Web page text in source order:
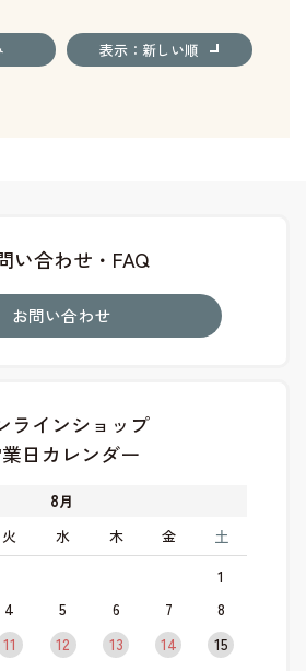
表示：新しい順
い合わせ・FAQ
お問い合わせ
ラインショップ
日カレンダー
8月
火 水 木 金 土
1
4 5 6 7
8
11 12 13 14
15